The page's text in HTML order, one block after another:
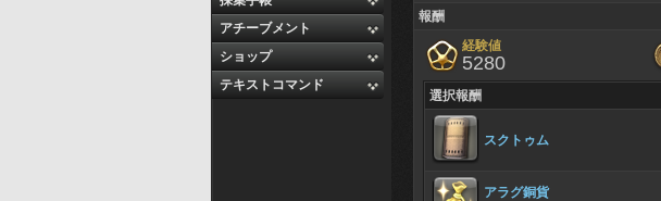
アチーブメント
ショップ
テキストコマンド
報酬
経験値
5280
選択報酬
スクトゥム
アラグ銅貨